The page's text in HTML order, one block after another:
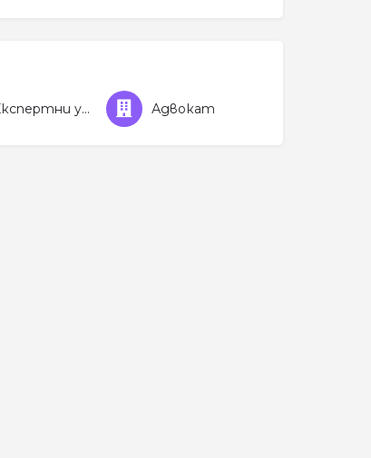
Експертни услуги Адвокат